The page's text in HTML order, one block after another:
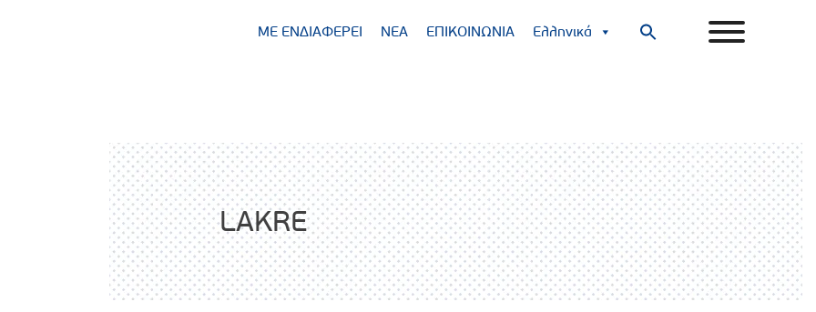
ΜΕ ΕΝΔΙΑΦΕΡΕΙ ΝΕΑ ΕΠΙΚΟΙΝΩΝΙΑ Ελληνικά
Search
LAKRE